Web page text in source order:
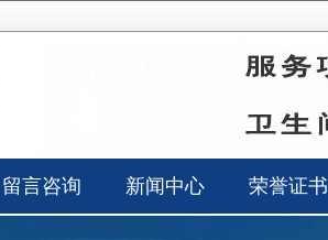
留言咨询 新闻中心 荣誉证书